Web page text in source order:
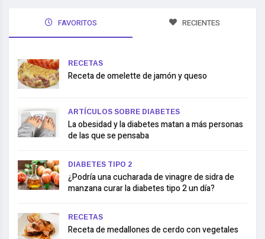
FAVORITOS RECIENTES
RECETAS
Receta de omelette de jamón y queso
ARTÍCULOS SOBRE DIABETES
La obesidad y la diabetes matan a más personas
de las que se pensaba
DIABETES TIPO 2
¿Podría una cucharada de vinagre de sidra de
manzana curar la diabetes tipo 2 un día?
RECETAS
Receta de medallones de cerdo con vegetales